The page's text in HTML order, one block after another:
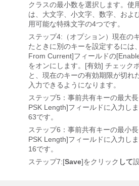
クラスの最小数を選択します。使
は、大文字、小文字、数字、およ
用可能な特殊文字の4つです。
ステップ4:（オプション）現在の
たときに別のキーを設定するには
From Current]フィールドの
をオンにします。[有効] チェック
と、現在のキーの有効期限が切れ
入力できるようになります。
ステップ5：事前共有キーの最大
PSK Length]フィールドに入力し
63です。
ステップ6：事前共有キーの最小
PSK Length]フィールドに入力し
16です。
ステップ7:[Save]をクリック して